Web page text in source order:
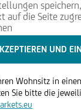
PRODUKTE
eine
Wertpapieren
genutzt
ist.
auf die Seite
Wohnsitz in
Sie bitte die